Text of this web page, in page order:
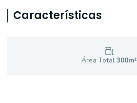
Características
Área Total 300m²